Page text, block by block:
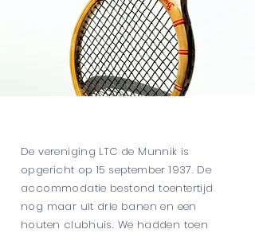
De vereniging LTC de Munnik is
opgericht op 15 september 1937. De
accommodatie bestond toentertijd
nog maar uit drie banen en een
houten clubhuis. We hadden toen